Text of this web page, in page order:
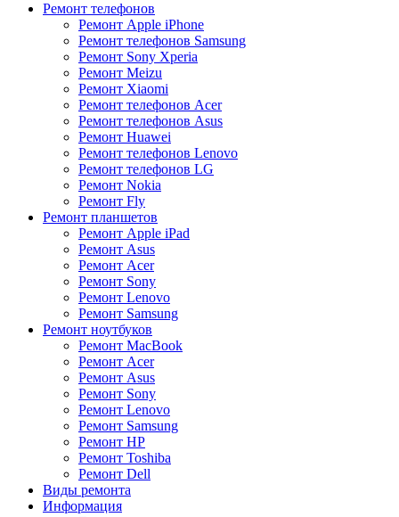
Ремонт телефонов
Ремонт Apple iPhone
Ремонт телефонов Samsung
Ремонт Sony Xperia
Ремонт Meizu
Ремонт Xiaomi
Ремонт телефонов Acer
Ремонт телефонов Asus
Ремонт Huawei
Ремонт телефонов Lenovo
Ремонт телефонов LG
Ремонт Nokia
Ремонт Fly
Ремонт планшетов
Ремонт Apple iPad
Ремонт Asus
Ремонт Acer
Ремонт Sony
Ремонт Lenovo
Ремонт Samsung
Ремонт ноутбуков
Ремонт MacBook
Ремонт Acer
Ремонт Asus
Ремонт Sony
Ремонт Lenovo
Ремонт Samsung
Ремонт HP
Ремонт Toshiba
Ремонт Dell
Виды ремонта
Информация